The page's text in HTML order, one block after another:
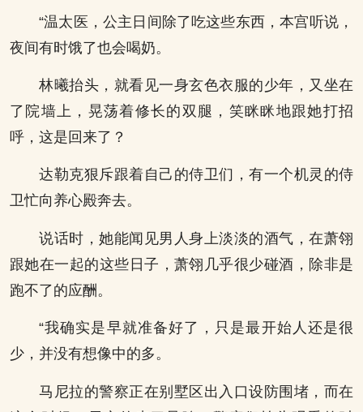
“温太医，公主日间除了吃这些东西，本宫听说，
夜间有时饿了也会喝奶。
林曦抬头，就看见一身玄色衣服的少年，又坐在
了院墙上，晃荡着修长的双腿，笑眯眯地跟她打招
呼，这是回来了？
达勒克狠斥跟着自己的侍卫们，有一个机灵的侍
卫忙向养心殿奔去。
说话时，她能闻见男人身上淡淡的酒气，在萧翎
跟她在一起的这些日子，萧翎几乎很少碰酒，除非是
跑不了的应酬。
“我确实是早就准备好了，只是最开始人还是很
少，并没有想像中的多。
马尼拉的警察正在别墅区出入口设防围堵，而在